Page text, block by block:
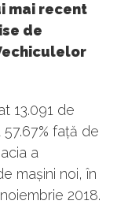
mai recent
de
13.091 de
față de
a
mașini noi, în
2018.